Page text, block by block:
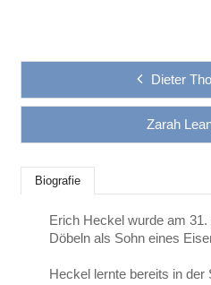
Dieter
Zarah
Biografie
Erich Heckel wurde am
Döbeln als Sohn eines
Heckel lernte bereits in der